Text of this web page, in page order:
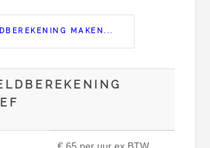
MAKEN...
€ 65 per uur ex BTW